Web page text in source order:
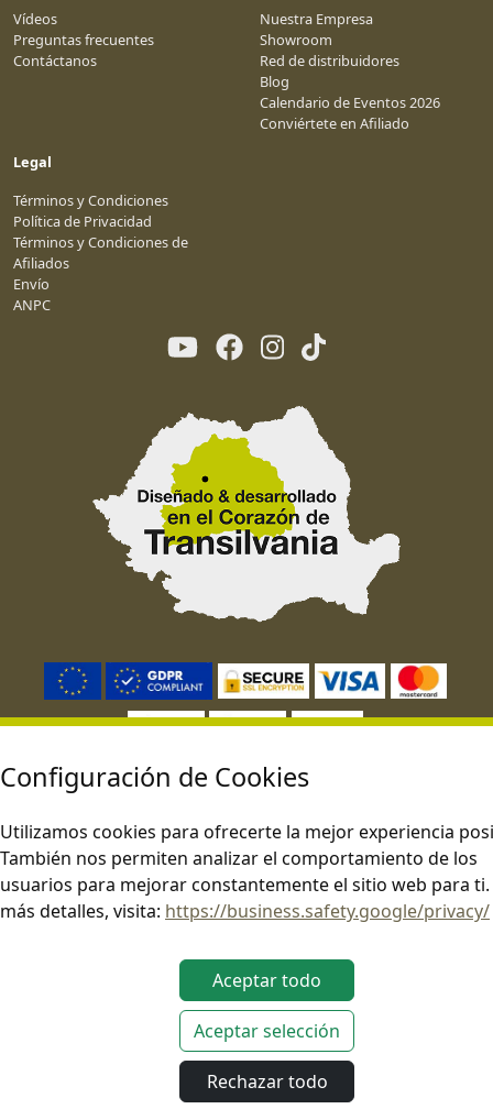
Configuración de Cookies
Utilizamos cookies para ofrecerte la mejor experiencia
También nos permiten analizar el comportamiento de los
usuarios para mejorar constantemente el sitio web para ti.
más detalles, visita: https://business.safety.google/privacy/
Aceptar todo
Aceptar selección
Rechazar todo
Vídeos
Preguntas frecuentes
Contáctanos
Nuestra Empresa
Showroom
Red de distribuidores
Blog
Calendario de Eventos 2026
Conviértete en Afiliado
Legal
Términos y Condiciones
Política de Privacidad
Términos y Condiciones de
Afiliados
Envío
ANPC
Copyright © EDGE Overland 2026. Todos los derechos reservados.